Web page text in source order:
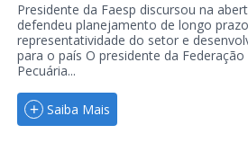
Presidente da Faesp discursou na
defendeu planejamento de longo
representatividade do setor e
para o país O presidente da
Pecuária...
Saiba Mais